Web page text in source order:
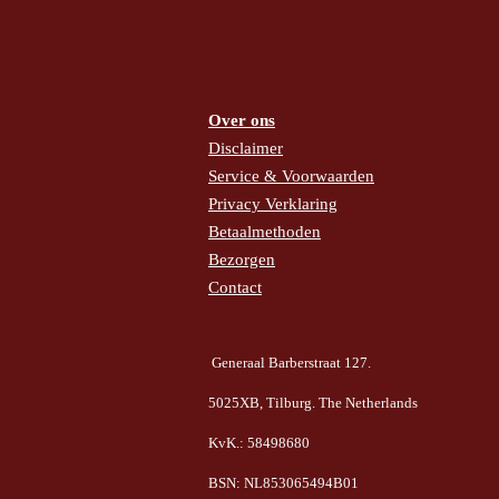
Over ons
Disclaimer
Service & Voorwaarden
Privacy Verklaring
Betaalmethoden
Bezorgen
Contact
Generaal Barberstraat 127.
5025XB, Tilburg. The Netherlands
KvK.: 58498680
BSN: NL853065494B01